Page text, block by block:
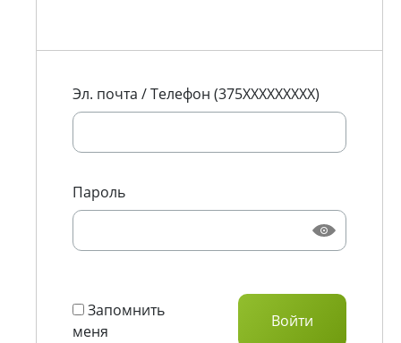
Эл. почта / Телефон (375XXXXXXXXX)
Пароль
Запомнить
меня